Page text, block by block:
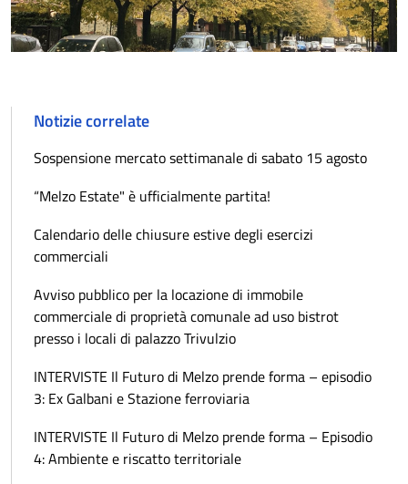
Notizie correlate
Sospensione mercato settimanale di sabato 15 agosto
“Melzo Estate" è ufficialmente partita!
Calendario delle chiusure estive degli esercizi
commerciali
Avviso pubblico per la locazione di immobile
commerciale di proprietà comunale ad uso bistrot
presso i locali di palazzo Trivulzio
INTERVISTE Il Futuro di Melzo prende forma – episodio
3: Ex Galbani e Stazione ferroviaria
INTERVISTE Il Futuro di Melzo prende forma – Episodio
4: Ambiente e riscatto territoriale